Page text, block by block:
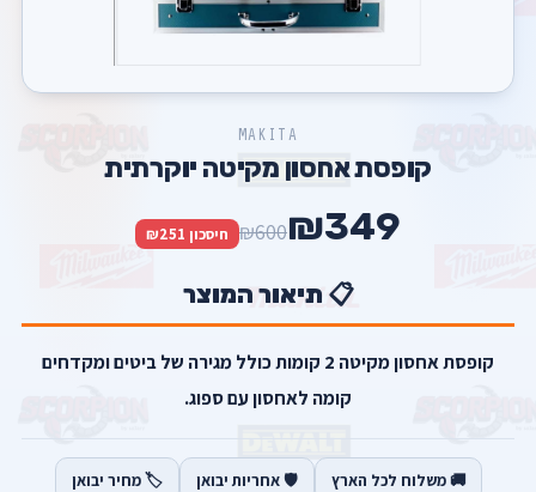
MAKITA
קופסת אחסון מקיטה יוקרתית
₪349
₪600 חיסכון ₪251
📋 תיאור המוצר
קופסת אחסון מקיטה 2 קומות כולל מגירה של ביטים ומקדחים
קומה לאחסון עם ספוג.
🚚 משלוח לכל הארץ 🛡️ אחריות יבואן 🏷️ מחיר יבואן